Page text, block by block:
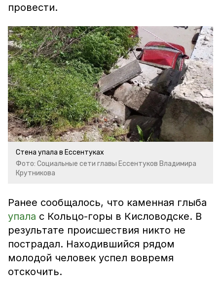
провести.
Стена упала в Ессентуках
Фото: Социальные сети главы Ессентуков Владимира
Крутникова
Ранее сообщалось, что каменная глыба
упала с Кольцо-горы в Кисловодске. В
результате происшествия никто не
пострадал. Находившийся рядом
молодой человек успел вовремя
отскочить.